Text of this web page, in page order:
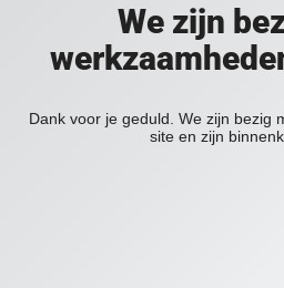
We zijn
Dank voor je geduld. We zijn bezig
site en zijn